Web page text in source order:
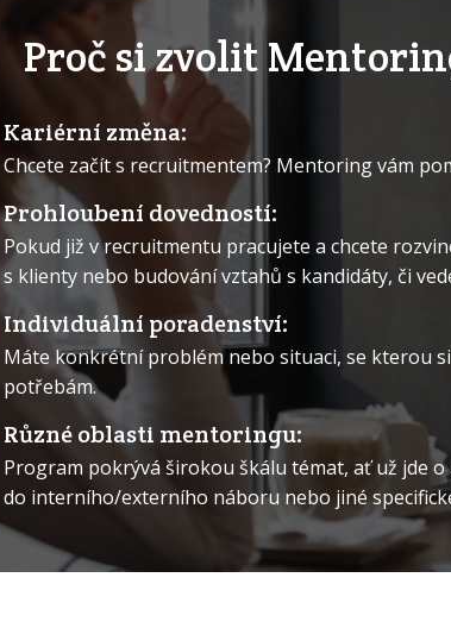
Proč si zvolit
Kariérní změna:
Chcete začít s recruitmentem? Mentoring vám
Prohloubení dovedností:
Pokud již v recruitmentu pracujete a chcete
s klienty nebo budování vztahů s kandidáty, či
Individuální poradenství:
Máte konkrétní problém nebo situaci, se kterou
potřebám.
Různé oblasti mentoringu:
Program pokrývá širokou škálu témat, ať už jde
do interního/externího náboru nebo jiné